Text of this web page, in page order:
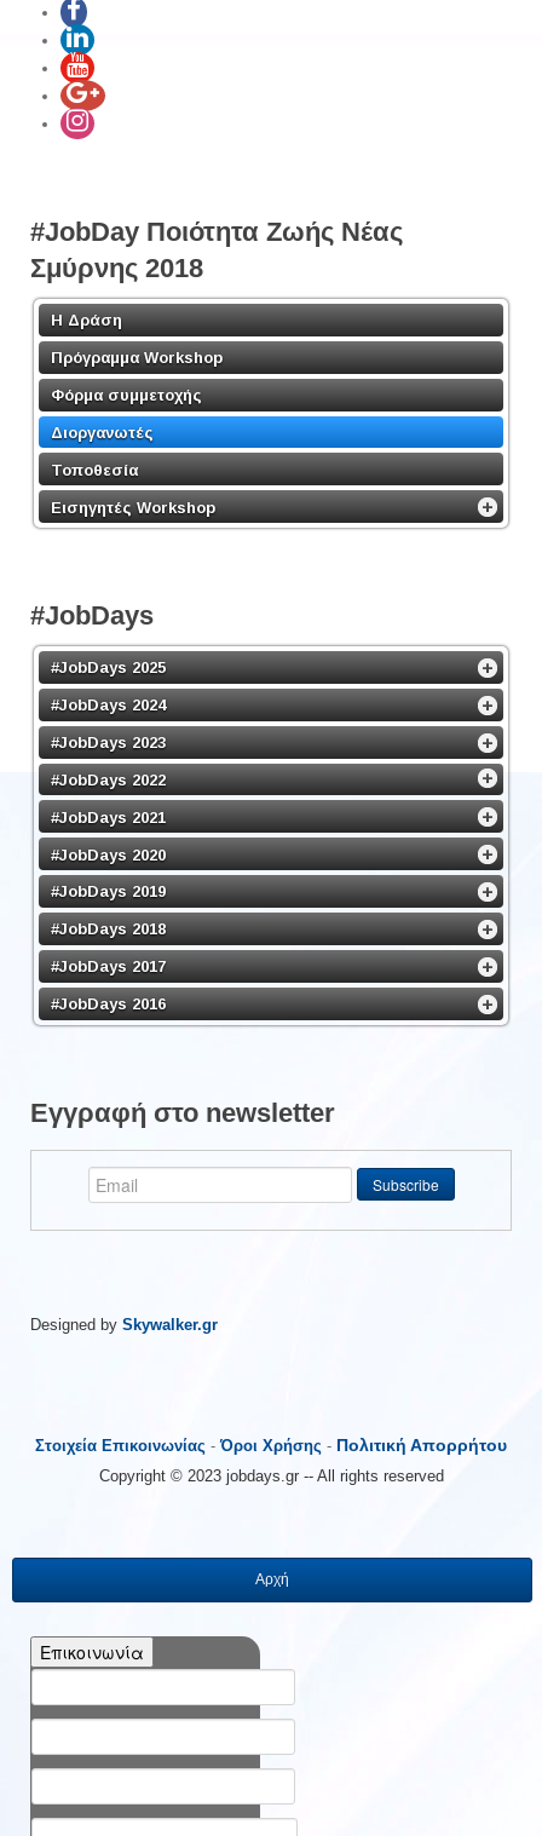
#JobDay Ποιότητα Ζωής Νέας
Σμύρνης 2018
Η Δράση
Πρόγραμμα Workshop
Φόρμα συμμετοχής
Διοργανωτές
Τοποθεσία
Εισηγητές Workshop
#JobDays
#JobDays 2025
#JobDays 2024
#JobDays 2023
#JobDays 2022
#JobDays 2021
#JobDays 2020
#JobDays 2019
#JobDays 2018
#JobDays 2017
#JobDays 2016
Εγγραφή στο newsletter
Designed by Skywalker.gr
Στοιχεία Επικοινωνίας -Όροι Χρήσης - Πολιτική Απορρήτου
Copyright © 2023 jobdays.gr -- All rights reserved
Αρχή